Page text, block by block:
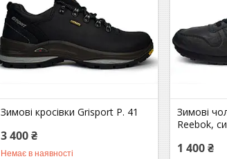
Зимові кросівки Grisport Р. 41
3 400 ₴
Немає в наявності
Зимові
Reebok,
1 400 ₴